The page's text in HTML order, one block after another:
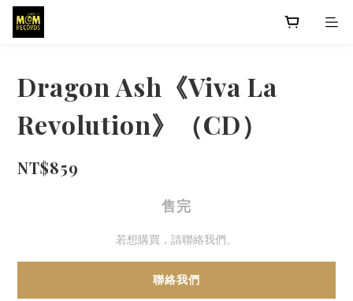
Dragon Ash《Viva La
Revolution》（CD）
NT$859
售完
若想購買，請聯絡我們。
聯絡我們